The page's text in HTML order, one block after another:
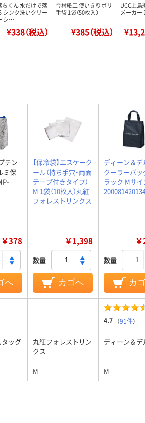
ちくん 水だけで落
シンク洗いクリー
シ…
¥338（税込）
今村紙工 使いきりポリ
手袋 1袋（50枚入）
¥385（税込）
UCC上島
メーカー
テン
ミ保
【保冷袋】エスケーク
ール（持ち手穴・両面
テープ付きタイプ）
M 1袋（10枚入）丸紅
フォレストリンクス
ディーン＆
クーラーバッ
ラック Mサ
￥378
へ
￥1,398
数量
カゴへ
数量
カ
4.7 （91件）
ッグ
丸紅フォレストリン
クス
ディーン＆
M M